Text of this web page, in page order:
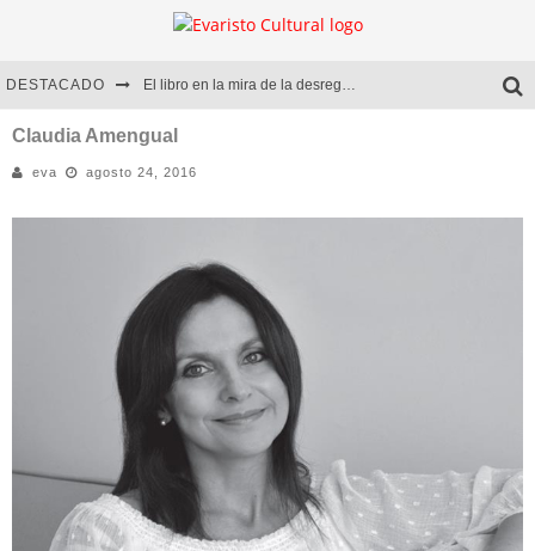
DESTACADO El libro en la mira de la desregulación
Marcelo Rubio | El llovedor
Diego Meret | Hotel Acapulco
Claudia Amengual
eva agosto 24, 2016